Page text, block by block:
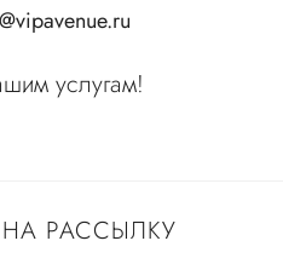
РАССЫЛКУ
услугам!